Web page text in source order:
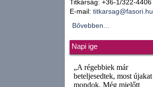
Titkárság: +36-1/322-4406
E-mail: titkarsag@fasori.hu
Bővebben...
Napi ige